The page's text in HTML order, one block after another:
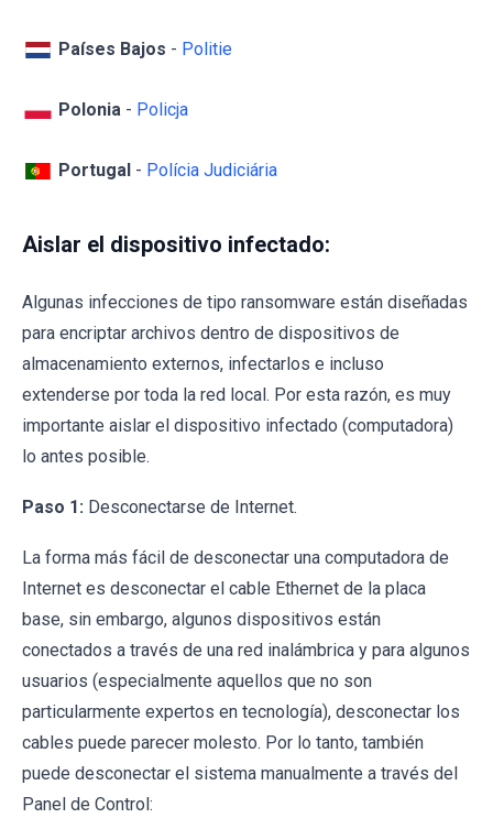
Países Bajos - Politie
Polonia - Policja
Portugal - Polícia Judiciária
Aislar el dispositivo infectado:
Algunas infecciones de tipo ransomware están diseñadas
para encriptar archivos dentro de dispositivos de
almacenamiento externos, infectarlos e incluso
extenderse por toda la red local. Por esta razón, es muy
importante aislar el dispositivo infectado (computadora)
lo antes posible.
Paso 1: Desconectarse de Internet.
La forma más fácil de desconectar una computadora de
Internet es desconectar el cable Ethernet de la placa
base, sin embargo, algunos dispositivos están
conectados a través de una red inalámbrica y para algunos
usuarios (especialmente aquellos que no son
particularmente expertos en tecnología), desconectar los
cables puede parecer molesto. Por lo tanto, también
puede desconectar el sistema manualmente a través del
Panel de Control: